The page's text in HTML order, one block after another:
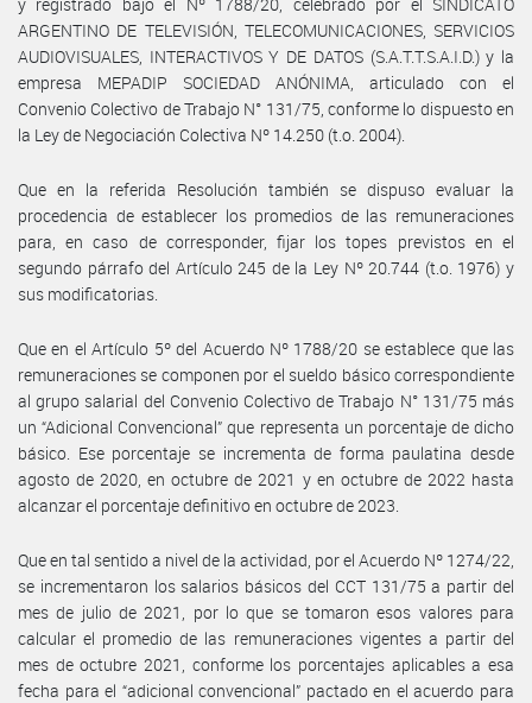
ARGENTINO DE TELEVISIÓN, TELECOMUNICACIONES, SERVICIOS
AUDIOVISUALES, INTERACTIVOS Y DE DATOS (S.A.T.T.S.A.I.D.) y la
empresa MEPADIP SOCIEDAD ANÓNIMA, articulado con el
Convenio Colectivo de Trabajo N° 131/75, conforme lo dispuesto en
la Ley de Negociación Colectiva Nº 14.250 (t.o. 2004).
Que en la referida Resolución también se dispuso evaluar la
procedencia de establecer los promedios de las remuneraciones
para, en caso de corresponder, fijar los topes previstos en el
segundo párrafo del Artículo 245 de la Ley Nº 20.744 (t.o. 1976) y
sus modificatorias.
Que en el Artículo 5º del Acuerdo Nº 1788/20 se establece que las
remuneraciones se componen por el sueldo básico correspondiente
al grupo salarial del Convenio Colectivo de Trabajo N° 131/75 más
un “Adicional Convencional” que representa un porcentaje de dicho
básico. Ese porcentaje se incrementa de forma paulatina desde
agosto de 2020, en octubre de 2021 y en octubre de 2022 hasta
alcanzar el porcentaje definitivo en octubre de 2023.
Que en tal sentido a nivel de la actividad, por el Acuerdo Nº 1274/22,
se incrementaron los salarios básicos del CCT 131/75 a partir del
mes de julio de 2021, por lo que se tomaron esos valores para
calcular el promedio de las remuneraciones vigentes a partir del
mes de octubre 2021, conforme los porcentajes aplicables a esa
fecha para el “adicional convencional” pactado en el acuerdo para